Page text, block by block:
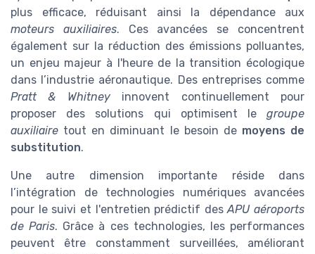
plus efficace, réduisant ainsi la dépendance aux
moteurs auxiliaires. Ces avancées se concentrent
également sur la réduction des émissions polluantes,
un enjeu majeur à l'heure de la transition écologique
dans l’industrie aéronautique. Des entreprises comme
Pratt & Whitneyinnovent continuellement pour
proposer des solutions qui optimisent le groupe
auxiliaire tout en diminuant le besoin de moyens de
substitution.
Une autre dimension importante réside dans
l’intégration de technologies numériques avancées
pour le suivi et l'entretien prédictif desAPU aéroports
de Paris. Grâce à ces technologies, les performances
peuvent être constamment surveillées, améliorant